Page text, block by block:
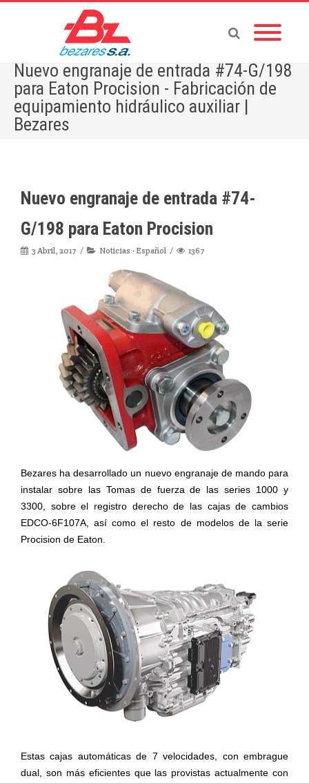
Nuevo engranaje de entrada #74-G/198
para Eaton Procision - Fabricación de
equipamiento hidráulico auxiliar |
Bezares
Nuevo engranaje de entrada #74-
G/198 para Eaton Procision
3 Abril, 2017 Noticias - Español 1367
Bezares ha desarrollado un nuevo engranaje de mando para
instalar sobre las Tomas de fuerza de las series 1000 y
3300, sobre el registro derecho de las cajas de cambios
EDCO-6F107A, así como el resto de modelos de la serie
Procision de Eaton.
Estas cajas automáticas de 7 velocidades, con embrague
dual, son más eficientes que las provistas actualmente con